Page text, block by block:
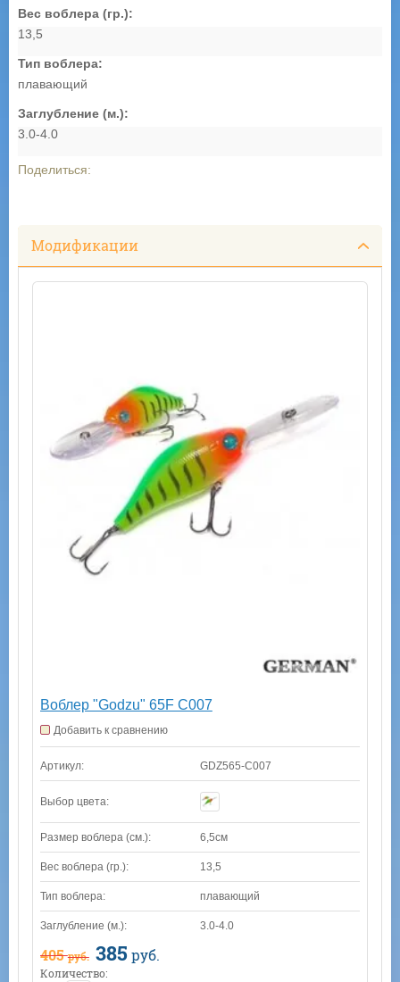
Вес воблера (гр.):
13,5
Тип воблера:
плавающий
Заглубление (м.):
3.0-4.0
Поделиться:
Модификации
Воблер "Godzu" 65F C007
Добавить к сравнению
Артикул: GDZ565-C007
Выбор цвета:
Размер воблера (см.): 6,5см
Вес воблера (гр.): 13,5
Тип воблера: плавающий
Заглубление (м.): 3.0-4.0
405руб. 385руб.
Количество: